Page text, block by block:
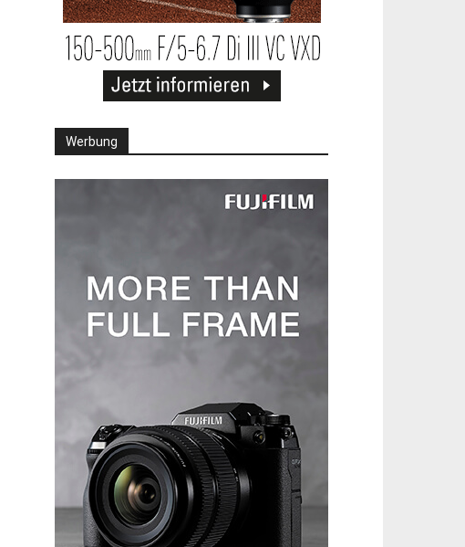
Werbung